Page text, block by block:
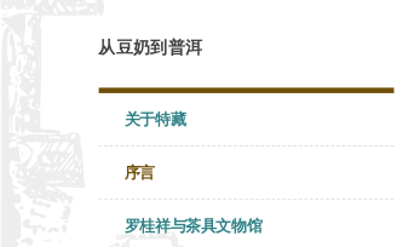
从豆奶到普洱
关于特藏
序言
罗桂祥与茶具文物馆